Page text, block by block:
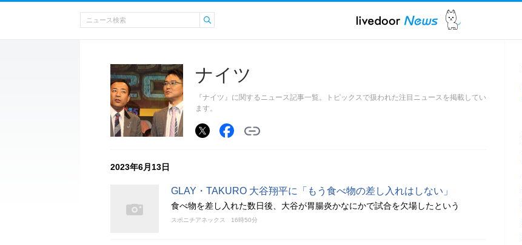
ナイツ
『ナイツ』に関するニュース記事一覧。トピックスで扱われた注目ニュースを掲載してい
ます。
2023年6月13日
GLAY・TAKURO 大谷翔平に「もう食べ物の差し入れはしない」
食べ物を差し入れた数日後、大谷が胃腸炎かなにかで試合を欠場したという
スポニチアネックス 16時50分